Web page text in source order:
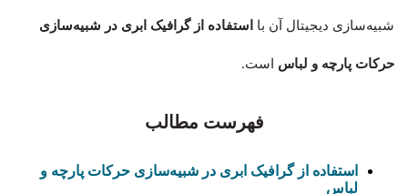
شبیه‌سازی دیجیتال آن با استفاده از گرافیک ابری در شبیه‌سازی
حرکات پارچه و لباس است.
فهرست مطالب
استفاده از گرافیک ابری در شبیه‌سازی حرکات پارچه و
لباس